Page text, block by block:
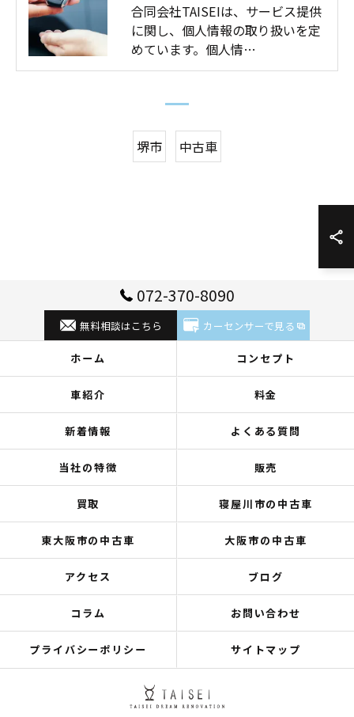
合同会社TAISEIは、サービス提供
に関し、個人情報の取り扱いを定
めています。個人情…
堺市 中古車
072-370-8090
無料相談はこちら カーセンサーで見る
ホーム コンセプト
車紹介 料金
新着情報 よくある質問
当社の特徴 販売
買取 寝屋川市の中古車
東大阪市の中古車 大阪市の中古車
アクセス ブログ
コラム お問い合わせ
プライバシーポリシー サイトマップ